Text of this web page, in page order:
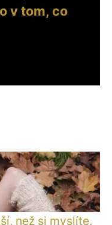
v tom, co
než si myslíte.